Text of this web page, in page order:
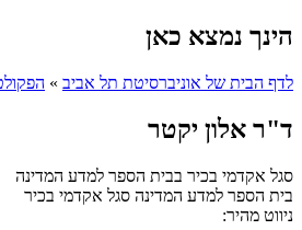
הינך נמצא כאן
לדף הבית של אוניברסיטת תל אביב »
ד"ר אלון יקטר
סגל אקדמי בכיר בבית הספר למדע המדינה
בית הספר למדע המדינה סגל אקדמי בכיר
ניווט מהיר: